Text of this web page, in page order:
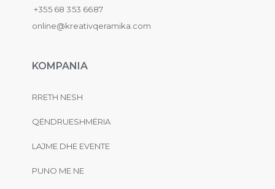
+355 68 353 6687
online@kreativqeramika.com
KOMPANIA
RRETH NESH
QËNDRUESHMËRIA
LAJME DHE EVENTE
PUNO ME NE